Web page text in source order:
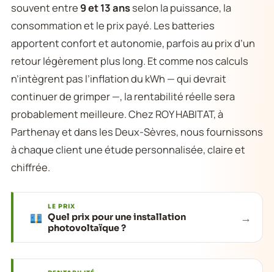
souvent entre 9 et 13 ansselon la puissance, la
consommation et le prix payé. Les batteries
apportent confort et autonomie, parfois au prix d’un
retour légèrement plus long. Et comme nos calculs
n’intègrent pas l’inflation du kWh — qui devrait
continuer de grimper —, la rentabilité réelle sera
probablement meilleure. Chez ROY HABITAT, à
Parthenay et dans les Deux-Sèvres, nous fournissons
à chaque client une étude personnalisée, claire et
chiffrée.
LE PRIX
Quel prix pour une installation
photovoltaïque ?
→